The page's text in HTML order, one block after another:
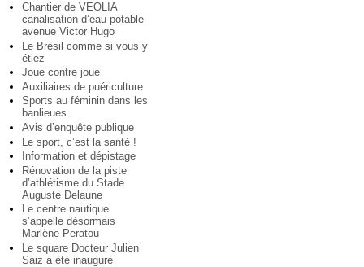
Chantier de VEOLIA
canalisation d’eau potable
avenue Victor Hugo
Le Brésil comme si vous y
étiez
Joue contre joue
Auxiliaires de puériculture
Sports au féminin dans les
banlieues
Avis d’enquête publique
Le sport, c’est la santé !
Information et dépistage
Rénovation de la piste
d’athlétisme du Stade
Auguste Delaune
Le centre nautique
s’appelle désormais
Marlène Peratou
Le square Docteur Julien
Saiz a été inauguré